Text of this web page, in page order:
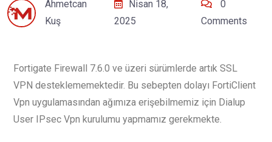
Ahmetcan
Kuş
Nisan 18,
2025
0
Comments
Fortigate Firewall 7.6.0 ve üzeri sürümlerde artık SSL
VPN desteklememektedir. Bu sebepten dolayı FortiClient
Vpn uygulamasından ağımıza erişebilmemiz için Dialup
User IPsec Vpn kurulumu yapmamız gerekmekte.